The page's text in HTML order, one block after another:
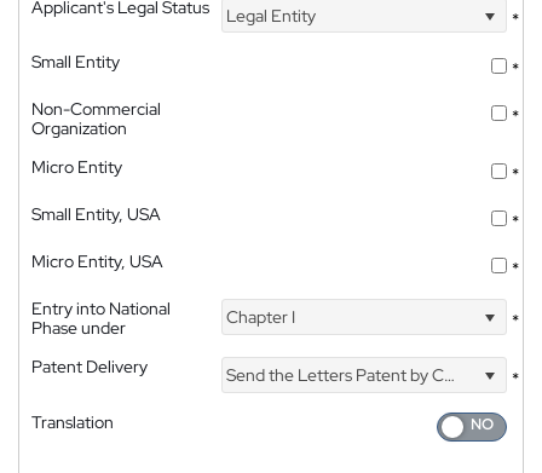
Applicant's Legal Status
Legal Entity
*
Small Entity
*
Non-Commercial
Organization
*
Micro Entity
*
Small Entity, USA
*
Micro Entity, USA
*
Entry into National
Phase under
Chapter I *
Patent Delivery Send the Letters Patent by Courier
*
Translation